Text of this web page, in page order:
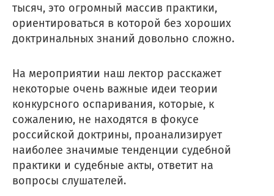
тысяч, это огромный массив практики,
ориентироваться в которой без хороших
доктринальных знаний довольно сложно.
На мероприятии наш лектор расскажет
некоторые очень важные идеи теории
конкурсного оспаривания, которые, к
сожалению, не находятся в фокусе
российской доктрины, проанализирует
наиболее значимые тенденции судебной
практики и судебные акты, ответит на
вопросы слушателей.